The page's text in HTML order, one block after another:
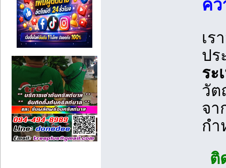
ค
เร
ปร
ระ
วัต
จ
กำ
ติ